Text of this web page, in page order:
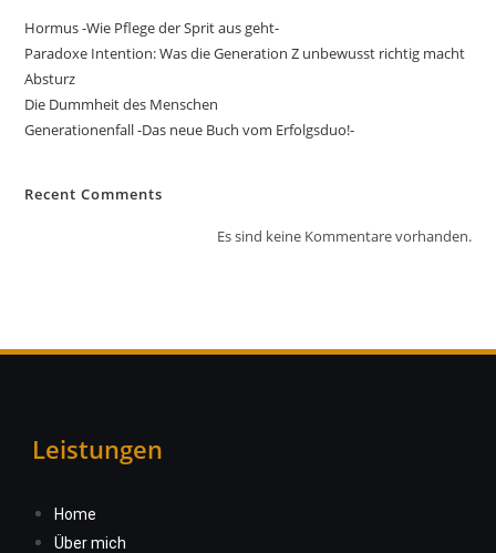
Hormus -Wie Pflege der Sprit aus geht-
Paradoxe Intention: Was die Generation Z unbewusst richtig macht
Absturz
Die Dummheit des Menschen
Generationenfall -Das neue Buch vom Erfolgsduo!-
Recent Comments
Es sind keine Kommentare vorhanden.
Leistungen
Home
Über mich